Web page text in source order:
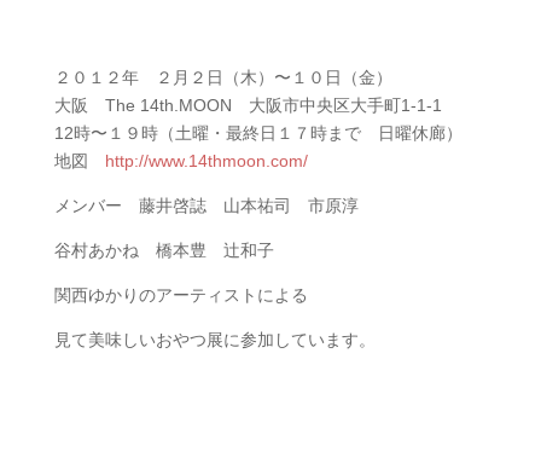
２０１２年 ２月２日（木）〜１０日（金）
大阪 The 14th.MOON 大阪市中央区大手町1-1-1
12時〜１９時（土曜・最終日１７時まで 日曜休廊）
地図 http://www.14thmoon.com/
メンバー 藤井啓誌 山本祐司 市原淳
谷村あかね 橋本豊 辻和子
関西ゆかりのアーティストによる
見て美味しいおやつ展に参加しています。